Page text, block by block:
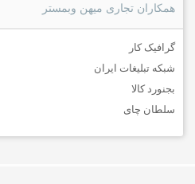
همکاران تجاری میهن وبمستر
گرافیک کار
شبکه تبلیغات ایران
بجنورد کالا
سلطان چای